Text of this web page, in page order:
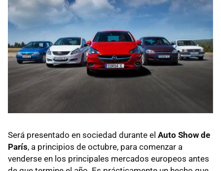
Será presentado en sociedad durante el Auto Show de
París, a principios de octubre, para comenzar a
venderse en los principales mercados europeos antes